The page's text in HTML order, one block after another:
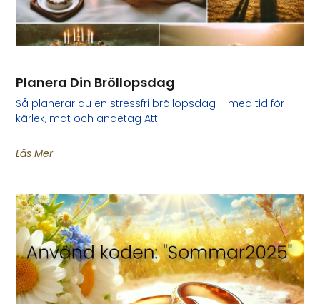
Planera Din Bröllopsdag
Så planerar du en stressfri bröllopsdag – med tid för
kärlek, mat och andetag Att
Läs Mer